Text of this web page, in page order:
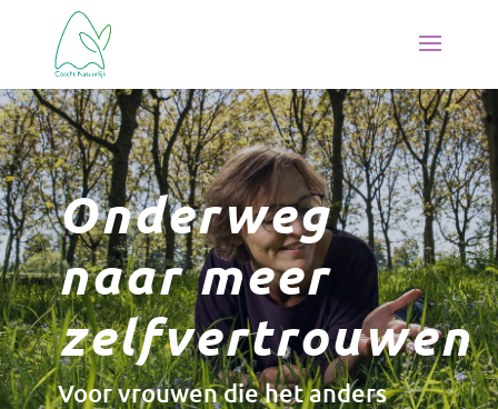
Onderweg
naar meer
zelfvertrouwen
Voor vrouwen die het anders